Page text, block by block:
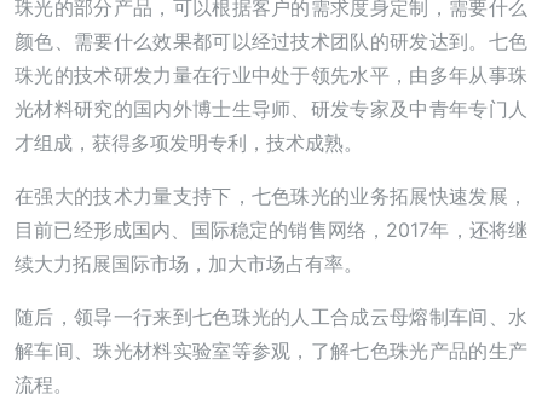
珠光的部分产品，可以根据客户的需求度身定制，需要什么
颜色、需要什么效果都可以经过技术团队的研发达到。七色
珠光的技术研发力量在行业中处于领先水平，由多年从事珠
光材料研究的国内外博士生导师、研发专家及中青年专门人
才组成，获得多项发明专利，技术成熟。
在强大的技术力量支持下，七色珠光的业务拓展快速发展，
目前已经形成国内、国际稳定的销售网络，2017年，还将继
续大力拓展国际市场，加大市场占有率。
随后，领导一行来到七色珠光的人工合成云母熔制车间、水
解车间、珠光材料实验室等参观，了解七色珠光产品的生产
流程。